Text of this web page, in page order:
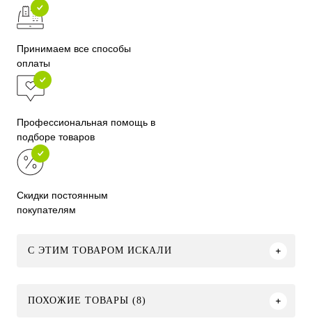
Принимаем все способы
оплаты
Профессиональная помощь в
подборе товаров
Скидки постоянным
покупателям
C ЭТИМ ТОВАРОМ ИСКАЛИ
ПОХОЖИЕ ТОВАРЫ (8)